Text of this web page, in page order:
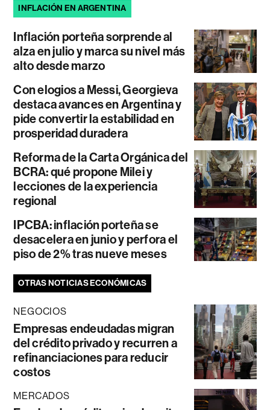
INFLACIÓN EN ARGENTINA
Inflación porteña sorprende al
alza en julio y marca su nivel más
alto desde marzo
Con elogios a Messi, Georgieva
destaca avances en Argentina y
pide convertir la estabilidad en
prosperidad duradera
Reforma de la Carta Orgánica del
BCRA: qué propone Milei y
lecciones de la experiencia
regional
IPCBA: inflación porteña se
desacelera en junio y perfora el
piso de 2% tras nueve meses
OTRAS NOTICIAS ECONÓMICAS
NEGOCIOS
Empresas endeudadas migran
del crédito privado y recurren a
refinanciaciones para reducir
costos
MERCADOS